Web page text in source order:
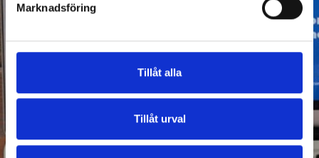
Marknadsföring
Tillåt alla
Tillåt urval